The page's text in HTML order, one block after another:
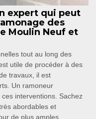
expert qui peut
des
Moulin Neuf et
tout au long des
utile de procéder à des
travaux, il est
Un ramoneur
interventions. Sachez
abordables et
de plus amples